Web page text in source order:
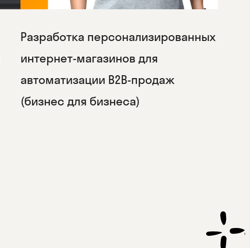
Разработка персонализированных
интернет-магазинов для
автоматизации B2B-продаж
(бизнес для бизнеса)